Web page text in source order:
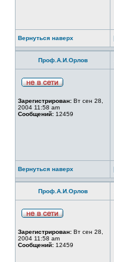
Вернуться наверх
Проф.А.И.Орлов
Зарегистрирован: Вт сен 28,
2004 11:58 am
Сообщений: 12459
Вернуться наверх
Проф.А.И.Орлов
Зарегистрирован: Вт сен 28,
2004 11:58 am
Сообщений: 12459